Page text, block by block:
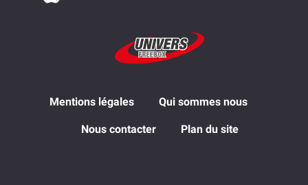
Mentions légales Qui sommes nous
Nous contacter Plan du site